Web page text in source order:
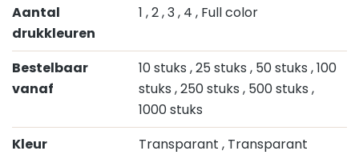
Aantal
drukkleuren
1 , 2, 3, 4 , Full color
Bestelbaar
vanaf
10 stuks , 25 stuks , 50 stuks , 100
stuks , 250 stuks , 500 stuks ,
1000 stuks
Kleur
Transparant , Transparant